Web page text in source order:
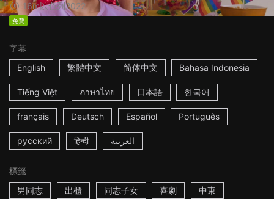
16m以色列2022
免費
字幕
English
繁體中文 简体中文 Bahasa Indonesia
Tiếng Việt ภาษาไทย 日本語 한국어
français Deutsch Español Português
русский हिन्दी العربية
標籤
男同志
出櫃 同志子女 喜劇 中東